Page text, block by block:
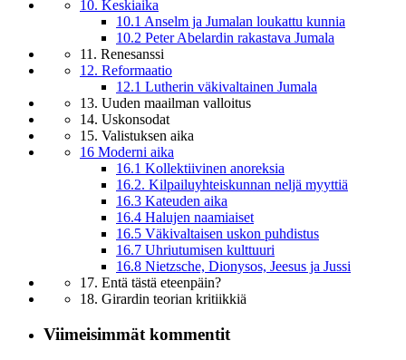
10. Keskiaika
10.1 Anselm ja Jumalan loukattu kunnia
10.2 Peter Abelardin rakastava Jumala
11. Renesanssi
12. Reformaatio
12.1 Lutherin väkivaltainen Jumala
13. Uuden maailman valloitus
14. Uskonsodat
15. Valistuksen aika
16 Moderni aika
16.1 Kollektiivinen anoreksia
16.2. Kilpailuyhteiskunnan neljä myyttiä
16.3 Kateuden aika
16.4 Halujen naamiaiset
16.5 Väkivaltaisen uskon puhdistus
16.7 Uhriutumisen kulttuuri
16.8 Nietzsche, Dionysos, Jeesus ja Jussi
17. Entä tästä eteenpäin?
18. Girardin teorian kritiikkiä
Viimeisimmät kommentit